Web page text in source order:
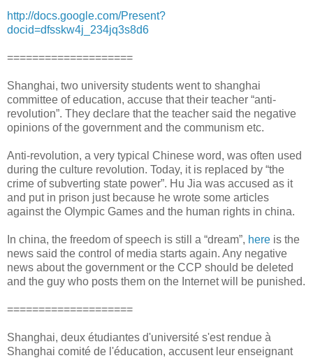
http://docs.google.com/Present?
docid=dfsskw4j_234jq3s8d6
====================
Shanghai, two university students went to shanghai
committee of education, accuse that their teacher “anti-
revolution”. They declare that the teacher said the negative
opinions of the government and the communism etc.
Anti-revolution, a very typical Chinese word, was often used
during the culture revolution. Today, it is replaced by “the
crime of subverting state power”. Hu Jia was accused as it
and put in prison just because he wrote some articles
against the Olympic Games and the human rights in china.
In china, the freedom of speech is still a “dream”, here is the
news said the control of media starts again. Any negative
news about the government or the CCP should be deleted
and the guy who posts them on the Internet will be punished.
====================
Shanghai, deux étudiantes d'université s'est rendue à
Shanghai comité de l'éducation, accusent leur enseignant